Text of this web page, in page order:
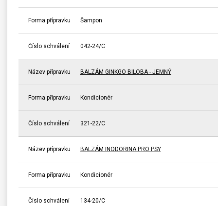
Forma přípravku Šampon
Číslo schválení 042-24/C
Název přípravku BALZÁM GINKGO BILOBA - JEMNÝ
Forma přípravku Kondicionér
Číslo schválení 321-22/C
Název přípravku BALZÁM INODORINA PRO PSY
Forma přípravku Kondicionér
Číslo schválení 134-20/C